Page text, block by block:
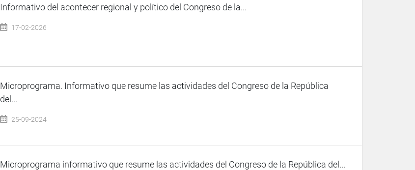
Informativo del acontecer regional y político del Congreso de la...
17-02-2026
Microprograma. Informativo que resume las actividades del Congreso de la República
del...
25-09-2024
Microprograma informativo que resume las actividades del Congreso de la República del...